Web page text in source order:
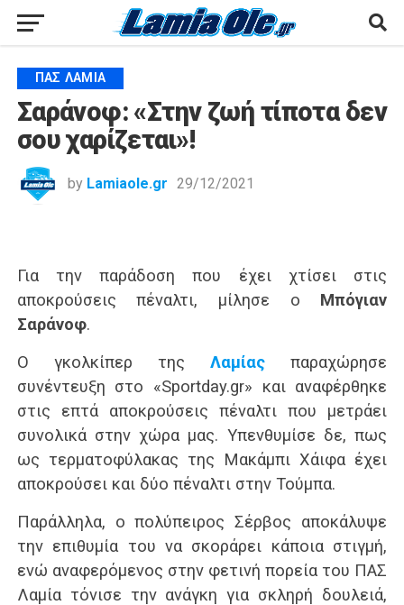
ΠΑΣ ΛΑΜΊΑ
Σαράνοφ: «Στην ζωή τίποτα δεν
σου χαρίζεται»!
by Lamiaole.gr 29/12/2021
Για την παράδοση που έχει χτίσει στις
αποκρούσεις πέναλτι, μίλησε ο Μπόγιαν
Σαράνοφ.
Ο γκολκίπερ τηςΛαμίας παραχώρησε
συνέντευξη στο «Sportday.gr» και αναφέρθηκε
στις επτά αποκρούσεις πέναλτι που μετράει
συνολικά στην χώρα μας. Υπενθυμίσε δε, πως
ως τερματοφύλακας της Μακάμπι Χάιφα έχει
αποκρούσει και δύο πέναλτι στην Τούμπα.
Παράλληλα, ο πολύπειρος Σέρβος αποκάλυψε
την επιθυμία του να σκοράρει κάποια στιγμή,
ενώ αναφερόμενος στην φετινή πορεία του ΠΑΣ
Λαμία τόνισε την ανάγκη για σκληρή δουλειά,